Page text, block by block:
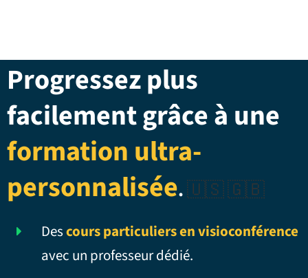
Progressez plus
facilement grâce à une
formation ultra-
personnalisée.🇺🇸 🇬🇧
Descours particuliers en visioconférence
avec un professeur dédié.